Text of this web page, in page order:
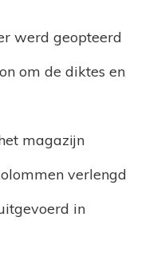
werd geopteerd
om de diktes en
magazijn
verlengd
in